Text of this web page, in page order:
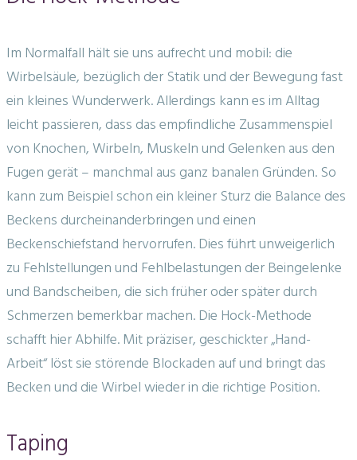
Im Normalfall hält sie uns aufrecht und mobil: die
Wirbelsäule, bezüglich der Statik und der Bewegung fast
ein kleines Wunderwerk. Allerdings kann es im Alltag
leicht passieren, dass das empfindliche Zusammenspiel
von Knochen, Wirbeln, Muskeln und Gelenken aus den
Fugen gerät – manchmal aus ganz banalen Gründen. So
kann zum Beispiel schon ein kleiner Sturz die Balance des
Beckens durcheinanderbringen und einen
Beckenschiefstand hervorrufen. Dies führt unweigerlich
zu Fehlstellungen und Fehlbelastungen der Beingelenke
und Bandscheiben, die sich früher oder später durch
Schmerzen bemerkbar machen. Die Hock-Methode
schafft hier Abhilfe. Mit präziser, geschickter „Hand-
Arbeit“ löst sie störende Blockaden auf und bringt das
Becken und die Wirbel wieder in die richtige Position.
Taping